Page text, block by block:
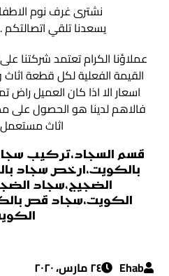
نشترى غرف نوم
يسعدنا تلقي
عملاؤنا الكرام تعتمد
القيمة الفعلية لكل قطعة اثاث
اسعار الا اذا كان العميل راض
فالاهم لدينا هو الحصول على
اثاث
قسم السجاد،تركيب
بالكويت،ارخص سجاد
الضجيج،سجاد
الكويت،سجاد قص
Ehab ٢٤ مارس، ٢٠٢٠